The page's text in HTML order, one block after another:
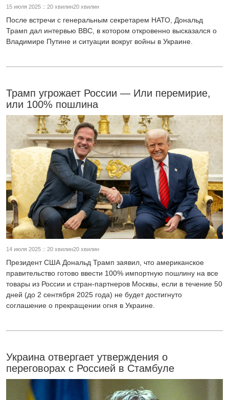
15 июля 2025 :: 20 хвилин20 хвилин
После встречи с генеральным секретарем НАТО, Дональд
Трамп дал интервью BBC, в котором откровенно высказался о
Владимире Путине и ситуации вокруг войны в Украине.
Трамп угрожает России — Или перемирие,
или 100% пошлина
14 июля 2025 :: 20 хвилин20 хвилин
Президент США Дональд Трамп заявил, что американское
правительство готово ввести 100% импортную пошлину на все
товары из России и стран-партнеров Москвы, если в течение 50
дней (до 2 сентября 2025 года) не будет достигнуто
соглашение о прекращении огня в Украине.
Украина отвергает утверждения о
переговорах с Россией в Стамбуле